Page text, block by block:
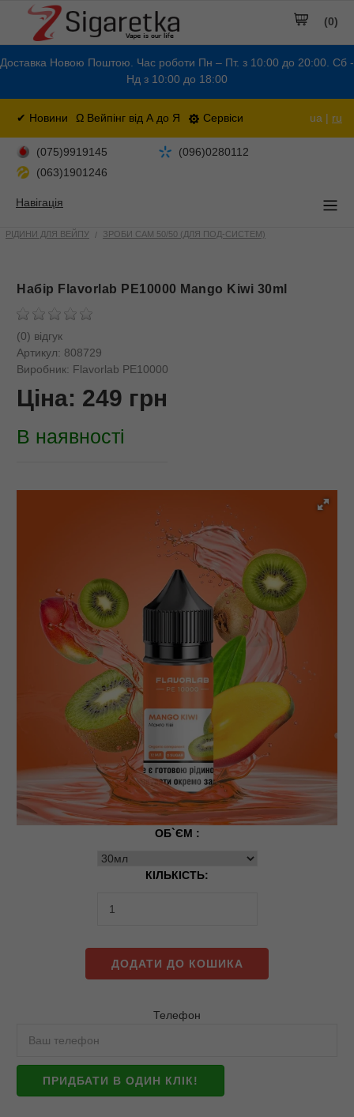
Доставка Новою Поштою. Час роботи Пн – Пт. з 10:00 до 20:00. Сб -
Нд з 10:00 до 18:00
✔ Новини Ω Вейпінг від А до Я Сервіси ua | ru
(0)
(075)9919145
(096)0280112
(063)1901246
Навігація
РІДИНИ ДЛЯ ВЕЙПУ ЗРОБИ САМ 50/50 (ДЛЯ ПОД-СИСТЕМ)
Набір Flavorlab PE10000 Mango Kiwi 30ml
(0) відгук
Артикул: 808729
Виробник: Flavorlab PE10000
Ціна: 249 грн
В наявності
ОБ`ЄМ :
КІЛЬКІСТЬ:
ДОДАТИ ДО КОШИКА
Телефон
ПРИДБАТИ В ОДИН КЛІК!